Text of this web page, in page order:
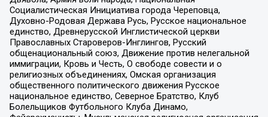
Социалистическая Инициатива города Череповца,
Духовно-Родовая Держава Русь, Русское национальное
единство, Древнерусской Инглистической церкви
Православных Староверов-Инглингов, Русский
общенациональный союз, Движение против нелегальной
иммиграции, Кровь и Честь, О свободе совести и о
религиозных объединениях, Омская организация
общественного политического движения Русское
национальное единство, Северное Братство, Клуб
Болельщиков Футбольного Клуба Динамо,